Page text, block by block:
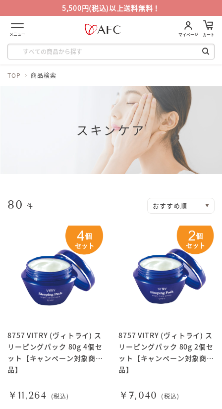
5,500円(税込)以上送料無料！
メニュー マイページ カート
TOP 商品検索
スキンケア
80 件
8757 VITRY (ヴィトライ) ス
リーピングパック 80g 4個セ
ット【キャンペーン対象商
品】
￥11,264 (税込)
8757 VITRY (ヴィトライ) ス
リーピングパック 80g 2個セ
ット【キャンペーン対象商
品】
￥7,040 (税込)